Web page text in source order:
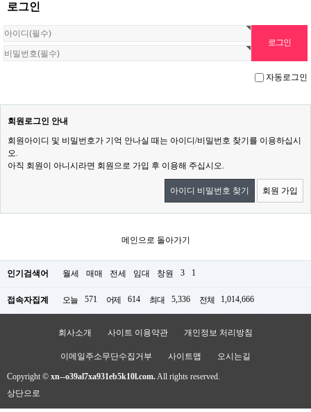
로그인
자동로그인
회원로그인 안내
회원아이디 및 비밀번호가 기억 안나실 때는 아이디/비밀번호 찾기를 이용하십시
오.
아직 회원이 아니시라면 회원으로 가입 후 이용해 주십시오.
아이디 비밀번호 찾기 회원 가입
메인으로 돌아가기
인기검색어 월세 매매 전세 임대 창원 3 1
접속자집계 오늘 571 어제 614 최대 5,336 전체 1,014,666
회사소개 사이트 이용약관 개인정보 처리방침
이메일주소무단수집거부 사이트맵 오시는길
Copyright © xn--o39al7xa931eb5k10l.com.All rights reserved.
상단으로